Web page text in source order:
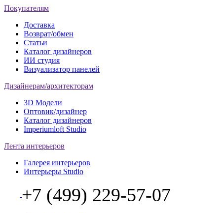
Покупателям
Доставка
Возврат/обмен
Статьи
Каталог дизайнеров
ИИ студия
Визуализатор панелей
Дизайнерам/архитекторам
3D Модели
Оптовик/дизайнер
Каталог дизайнеров
Imperiumloft Studio
Лента интерьеров
Галерея интерьеров
Интерьеры Studio
+7 (499) 229-57-07